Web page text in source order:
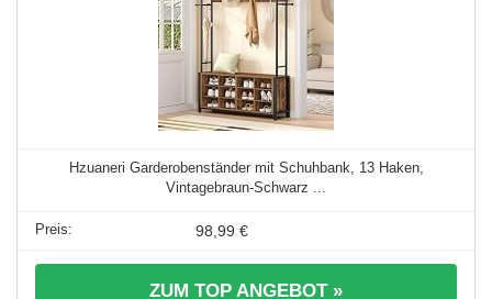
Hzuaneri Garderobenständer mit Schuhbank, 13 Haken,
Vintagebraun-Schwarz ...
98,99 €
ZUM TOP ANGEBOT »